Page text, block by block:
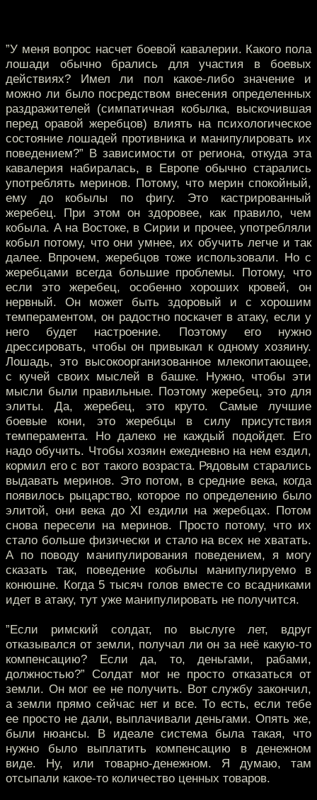
”У меня вопрос насчет боевой кавалерии. Какого пола
лошади обычно брались для участия в боевых
действиях? Имел ли пол какое-либо значение и
можно ли было посредством внесения определенных
раздражителей (симпатичная кобылка, выскочившая
перед оравой жеребцов) влиять на психологическое
состояние лошадей противника и манипулировать их
поведением?” В зависимости от региона, откуда эта
кавалерия набиралась, в Европе обычно старались
употреблять меринов. Потому, что мерин спокойный,
ему до кобылы по фигу. Это кастрированный
жеребец. При этом он здоровее, как правило, чем
кобыла. А на Востоке, в Сирии и прочее, употребляли
кобыл потому, что они умнее, их обучить легче и так
далее. Впрочем, жеребцов тоже использовали. Но с
жеребцами всегда большие проблемы. Потому, что
если это жеребец, особенно хороших кровей, он
нервный. Он может быть здоровый и с хорошим
темпераментом, он радостно поскачет в атаку, если у
него будет настроение. Поэтому его нужно
дрессировать, чтобы он привыкал к одному хозяину.
Лошадь, это высокоорганизованное млекопитающее,
с кучей своих мыслей в башке. Нужно, чтобы эти
мысли были правильные. Поэтому жеребец, это для
элиты. Да, жеребец, это круто. Самые лучшие
боевые кони, это жеребцы в силу присутствия
темперамента. Но далеко не каждый подойдет. Его
надо обучить. Чтобы хозяин ежедневно на нем ездил,
кормил его с вот такого возраста. Рядовым старались
выдавать меринов. Это потом, в средние века, когда
появилось рыцарство, которое по определению было
элитой, они века до XI ездили на жеребцах. Потом
снова пересели на меринов. Просто потому, что их
стало больше физически и стало на всех не хватать.
А по поводу манипулирования поведением, я могу
сказать так, поведение кобылы манипулируемо в
конюшне. Когда 5 тысяч голов вместе со всадниками
идет в атаку, тут уже манипулировать не получится.
”Если римский солдат, по выслуге лет, вдруг
отказывался от земли, получал ли он за неё какую-то
компенсацию? Если да, то, деньгами, рабами,
должностью?” Солдат мог не просто отказаться от
земли. Он мог ее не получить. Вот службу закончил,
а земли прямо сейчас нет и все. То есть, если тебе
ее просто не дали, выплачивали деньгами. Опять же,
были нюансы. В идеале система была такая, что
нужно было выплатить компенсацию в денежном
виде. Ну, или товарно-денежном. Я думаю, там
отсыпали какое-то количество ценных товаров.